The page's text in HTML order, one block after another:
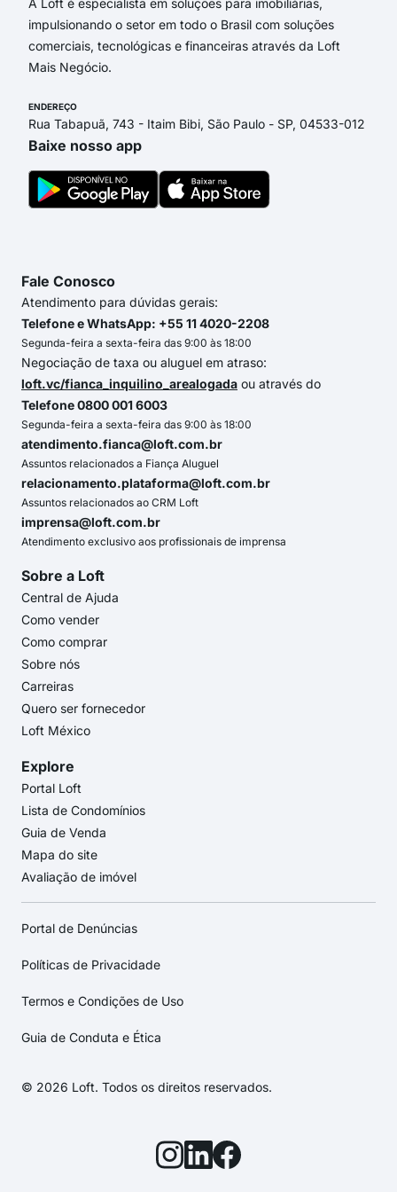
A Loft é especialista em soluções para imobiliárias,
impulsionando o setor em todo o Brasil com soluções
comerciais, tecnológicas e financeiras através da Loft
Mais Negócio.
ENDEREÇO
Rua Tabapuã, 743 - Itaim Bibi, São Paulo - SP, 04533-012
Baixe nosso app
Fale Conosco
Atendimento para dúvidas gerais:
Telefone e WhatsApp: +55 11 4020-2208
Segunda-feira a sexta-feira das 9:00 às 18:00
Negociação de taxa ou aluguel em atraso:
loft.vc/fianca_inquilino_arealogada ou através do
Telefone 0800 001 6003
Segunda-feira a sexta-feira das 9:00 às 18:00
atendimento.fianca@loft.com.br
Assuntos relacionados a Fiança Aluguel
relacionamento.plataforma@loft.com.br
Assuntos relacionados ao CRM Loft
imprensa@loft.com.br
Atendimento exclusivo aos profissionais de imprensa
Sobre a Loft
Central de Ajuda
Como vender
Como comprar
Sobre nós
Carreiras
Quero ser fornecedor
Loft México
Explore
Portal Loft
Lista de Condomínios
Guia de Venda
Mapa do site
Avaliação de imóvel
Portal de Denúncias
Políticas de Privacidade
Termos e Condições de Uso
Guia de Conduta e Ética
© 2026 Loft. Todos os direitos reservados.